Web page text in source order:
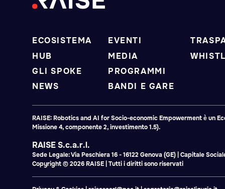
ECOSISTEMA
HUB
GLI SPOKE
NEWS
EVENTI
MEDIA
PROGRAMMI
BANDI E GARE
RAISE: Robotics and AI for Socio-economic Empowerment è un
Missione 4, componente 2, investimento 1.5).
RAISE S.c.a.r.l.
Sede Legale: Via Peschiera 16 - 16122 Genova (GE) | Capitale
Copyright © 2026 RAISE | Tutti i diritti sono riservati